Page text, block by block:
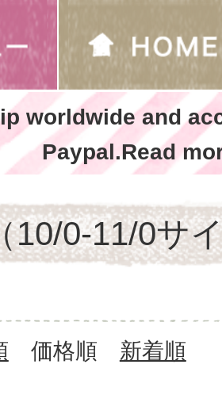
worldwide and
Paypal.Read
10/0-11/0サ
価格順 新着順